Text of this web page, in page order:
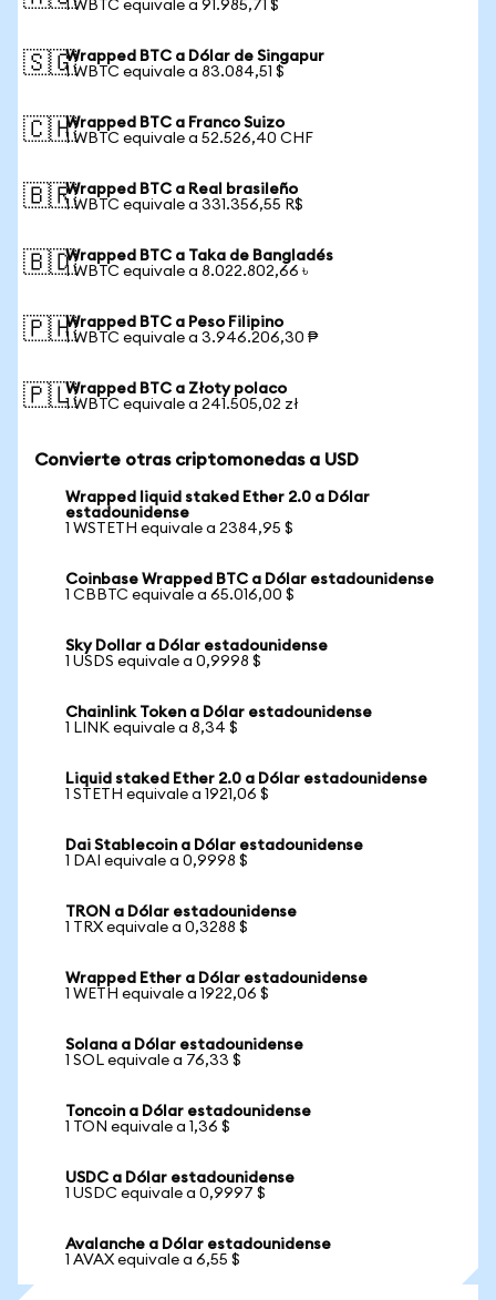
1 WBTC equivale a 91.985,71 $
🇸🇬Wrapped BTC a Dólar de Singapur
1 WBTC equivale a 83.084,51 $
🇨🇭Wrapped BTC a Franco Suizo
1 WBTC equivale a 52.526,40 CHF
🇧🇷Wrapped BTC a Real brasileño
1 WBTC equivale a 331.356,55 R$
🇧🇩Wrapped BTC a Taka de Bangladés
1 WBTC equivale a 8.022.802,66 ৳
🇵🇭Wrapped BTC a Peso Filipino
1 WBTC equivale a 3.946.206,30 ₱
🇵🇱Wrapped BTC a Złoty polaco
1 WBTC equivale a 241.505,02 zł
Convierte otras criptomonedas a USD
Wrapped liquid staked Ether 2.0 a Dólar
estadounidense
1 WSTETH equivale a 2384,95 $
Coinbase Wrapped BTC a Dólar estadounidense
1 CBBTC equivale a 65.016,00 $
Sky Dollar a Dólar estadounidense
1 USDS equivale a 0,9998 $
Chainlink Token a Dólar estadounidense
1 LINK equivale a 8,34 $
Liquid staked Ether 2.0 a Dólar estadounidense
1 STETH equivale a 1921,06 $
Dai Stablecoin a Dólar estadounidense
1 DAI equivale a 0,9998 $
TRON a Dólar estadounidense
1 TRX equivale a 0,3288 $
Wrapped Ether a Dólar estadounidense
1 WETH equivale a 1922,06 $
Solana a Dólar estadounidense
1 SOL equivale a 76,33 $
Toncoin a Dólar estadounidense
1 TON equivale a 1,36 $
USDC a Dólar estadounidense
1 USDC equivale a 0,9997 $
Avalanche a Dólar estadounidense
1 AVAX equivale a 6,55 $